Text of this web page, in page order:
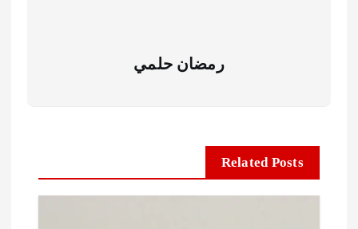
رمضان حلمي
Related Posts